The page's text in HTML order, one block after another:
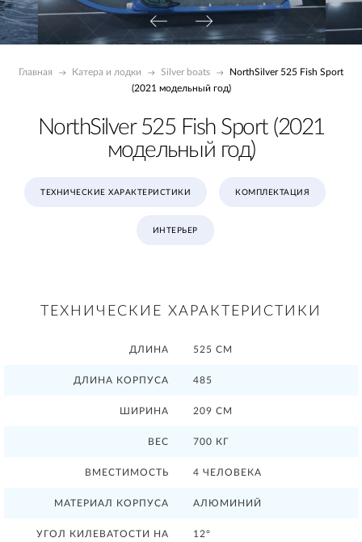
Главная Катера и лодки Silver boats
NorthSilver 525 Fish Sport
(2021 модельный год)
NorthSilver 525 Fish Sport (2021
модельный год)
ТЕХНИЧЕСКИЕ ХАРАКТЕРИСТИКИ КОМПЛЕКТАЦИЯ
ИНТЕРЬЕР
ТЕХНИЧЕСКИЕ ХАРАКТЕРИСТИКИ
ДЛИНА 525 СМ
ДЛИНА КОРПУСА 485
ШИРИНА 209 СМ
ВЕС 700 КГ
ВМЕСТИМОСТЬ 4 ЧЕЛОВЕКА
МАТЕРИАЛ КОРПУСА АЛЮМИНИЙ
УГОЛ КИЛЕВАТОСТИ НА
12°